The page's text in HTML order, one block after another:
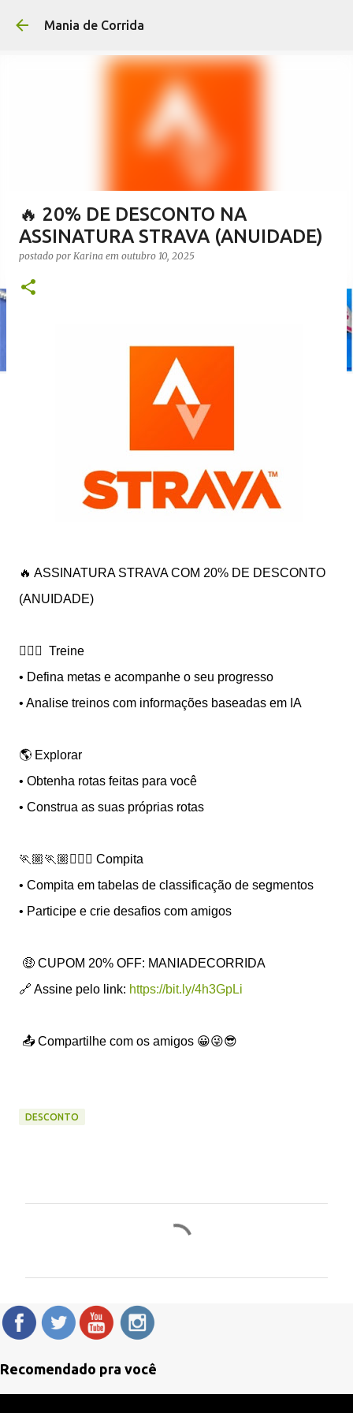
Mania de Corrida
🔥 20% DE DESCONTO NA
ASSINATURA STRAVA (ANUIDADE)
postado por Karina em outubro 10, 2025
🔥 ASSINATURA STRAVA COM 20% DE DESCONTO
(ANUIDADE)
🏃🏾‍♀️ Treine
• Defina metas e acompanhe o seu progresso
• Analise treinos com informações baseadas em IA
🌎 Explorar
• Obtenha rotas feitas para você
• Construa as suas próprias rotas
🏃🏼🏃🏼🏃🏾‍♀️ Compita
• Compita em tabelas de classificação de segmentos
• Participe e crie desafios com amigos
🤑 CUPOM 20% OFF: MANIADECORRIDA
🔗 Assine pelo link: https://bit.ly/4h3GpLi
📤 Compartilhe com os amigos 😀😜😎
DESCONTO
n
t
Recomendado pra você